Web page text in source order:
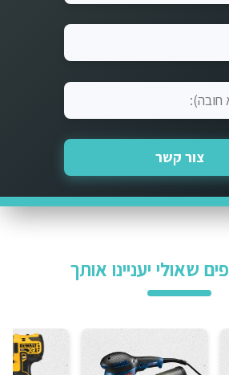
צור קשר
שאולי יעניינו אותך